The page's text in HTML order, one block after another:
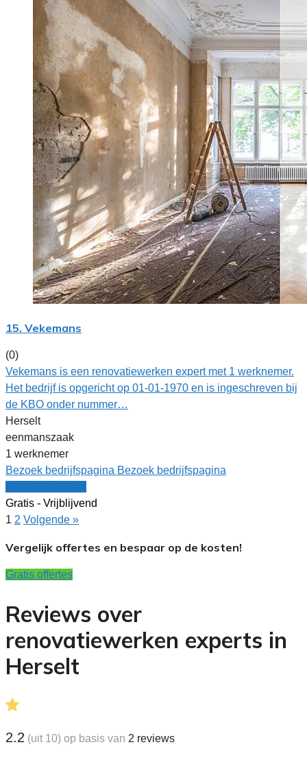
15. Vekemans
(0)
Vekemans is een renovatiewerken expert met 1 werknemer.
Het bedrijf is opgericht op 01-01-1970 en is ingeschreven bij
de KBO onder nummer…
Herselt
eenmanszaak
1 werknemer
Bezoek bedrijfspagina Bezoek bedrijfspagina
Gratis - Vrijblijvend
1 2 Volgende »
Vergelijk offertes en bespaar op de kosten!
Gratis offertes
Reviews over
renovatiewerken experts in
Herselt
2.2 (uit 10) op basis van 2 reviews